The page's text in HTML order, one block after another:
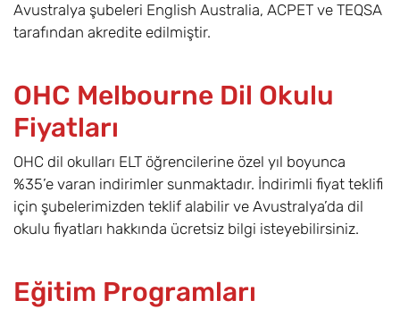
Avustralya şubeleri English Australia, ACPET ve TEQSA
tarafından akredite edilmiştir.
OHC Melbourne Dil Okulu
Fiyatları
OHC dil okulları ELT öğrencilerine özel yıl boyunca
%35’e varan indirimler sunmaktadır. İndirimli fiyat teklifi
için şubelerimizden teklif alabilir ve Avustralya’da dil
okulu fiyatları hakkında ücretsiz bilgi isteyebilirsiniz.
Eğitim Programları